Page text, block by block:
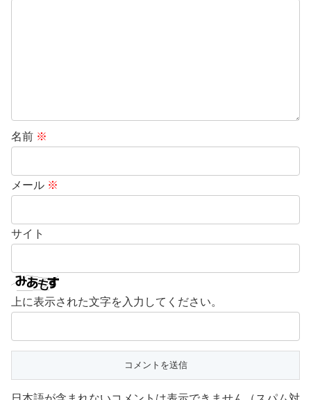
名前 ※
メール ※
サイト
上に表示された文字を入力してください。